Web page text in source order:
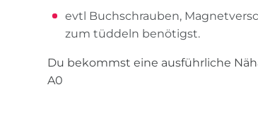
evtl Buchschrauben,
zum tüddeln benötigst.
Du bekommst eine ausführliche
A0